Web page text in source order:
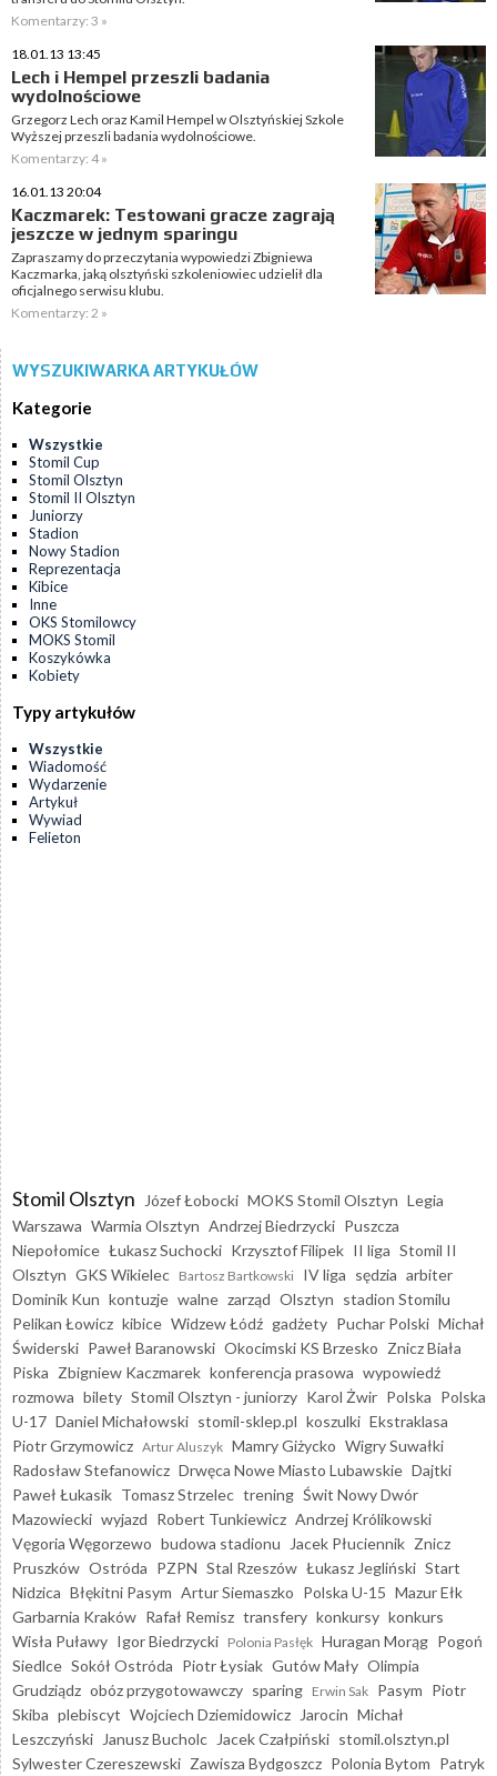
Komentarzy: 3 »
18.01.13 13:45
Lech i Hempel przeszli badania
wydolnościowe
Grzegorz Lech oraz Kamil Hempel w Olsztyńskiej Szkole
Wyższej przeszli badania wydolnościowe.
Komentarzy: 4 »
16.01.13 20:04
Kaczmarek: Testowani gracze zagrają
jeszcze w jednym sparingu
Zapraszamy do przeczytania wypowiedzi Zbigniewa
Kaczmarka, jaką olsztyński szkoleniowiec udzielił dla
oficjalnego serwisu klubu.
Komentarzy: 2 »
WYSZUKIWARKA ARTYKUŁÓW
Kategorie
Wszystkie
Stomil Cup
Stomil Olsztyn
Stomil II Olsztyn
Juniorzy
Stadion
Nowy Stadion
Reprezentacja
Kibice
Inne
OKS Stomilowcy
MOKS Stomil
Koszykówka
Kobiety
Typy artykułów
Wszystkie
Wiadomość
Wydarzenie
Artykuł
Wywiad
Felieton
Stomil Olsztyn Józef Łobocki MOKS Stomil Olsztyn Legia
Warszawa Warmia Olsztyn Andrzej Biedrzycki Puszcza
Niepołomice Łukasz Suchocki Krzysztof Filipek II liga Stomil II
Olsztyn GKS Wikielec Bartosz Bartkowski IV liga sędzia arbiter
Dominik Kun kontuzje walne zarząd Olsztyn stadion Stomilu
Pelikan Łowicz kibice Widzew Łódź gadżety Puchar Polski Michał
Świderski Paweł Baranowski Okocimski KS Brzesko Znicz Biała
Piska Zbigniew Kaczmarek konferencja prasowa wypowiedź
rozmowa bilety Stomil Olsztyn - juniorzy Karol Żwir Polska Polska
U-17 Daniel Michałowski stomil-sklep.pl koszulki Ekstraklasa
Piotr Grzymowicz Artur Aluszyk Mamry Giżycko Wigry Suwałki
Radosław Stefanowicz Drwęca Nowe Miasto Lubawskie Dajtki
Paweł Łukasik Tomasz Strzelec trening Świt Nowy Dwór
Mazowiecki wyjazd Robert Tunkiewicz Andrzej Królikowski
Vęgoria Węgorzewo budowa stadionu Jacek Płuciennik Znicz
Pruszków Ostróda PZPN Stal Rzeszów Łukasz Jegliński Start
Nidzica Błękitni Pasym Artur Siemaszko Polska U-15 Mazur Ełk
Garbarnia Kraków Rafał Remisz transfery konkursy konkurs
Wisła Puławy Igor Biedrzycki Polonia Pasłęk Huragan Morąg Pogoń
Siedlce Sokół Ostróda Piotr Łysiak Gutów Mały Olimpia
Grudziądz obóz przygotowawczy sparing Erwin Sak Pasym Piotr
Skiba plebiscyt Wojciech Dziemidowicz Jarocin Michał
Leszczyński
Janusz Bucholc Jacek Czałpiński stomil.olsztyn.pl
Sylwester Czereszewski Zawisza Bydgoszcz Polonia Bytom Patryk